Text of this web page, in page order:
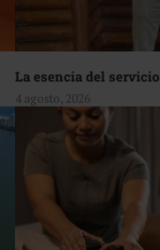
La esencia del servicio
4 agosto, 2026